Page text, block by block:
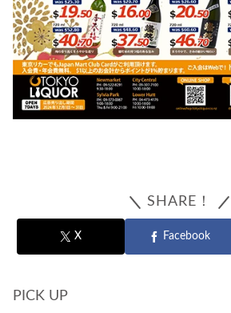
SHARE！
X Facebook
PICK UP